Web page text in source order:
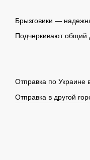
Брызговики —
Подчеркивают общий
Отправка по Украине
Отправка в другой